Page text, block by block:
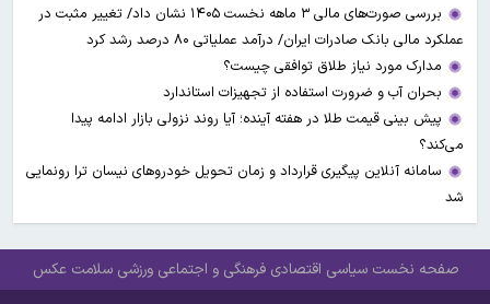
بررسی صورت‌های مالی ۳ ماهه نخست ۱۴۰۵ نشان داد/ تغییر مثبت در
عملکرد مالی بانک صادرات ایران/ درآمد عملیاتی ۸۰ درصد رشد کرد
مدارک مورد نیاز طلاق توافقی چیست؟
بحران آب و ضرورت استفاده از تجهیزات استاندارد
پیش بینی قیمت طلا در هفته آینده؛ آیا روند نزولی بازار ادامه پیدا
می‌کند؟
سامانه آنلاین پیگیری قرارداد‌ و زمان تحویل خودرو‌های نیسان ترا رونمایی
شد
صفحه نخست سیاسی اقتصادی فرهنگی و اجتماعی ورزشی سلامت عکس